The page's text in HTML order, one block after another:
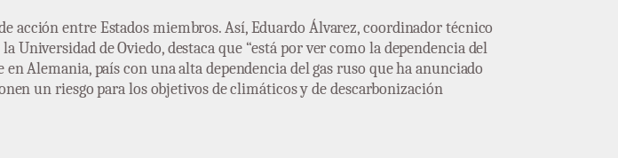
acción entre Estados miembros. Así, Eduardo Álvarez, coordinador técnico
de Oviedo, destaca que “está por ver como la dependencia del
Alemania, país con una alta dependencia del gas ruso que ha anunciado
un riesgo para los objetivos de climáticos y de descarbonización